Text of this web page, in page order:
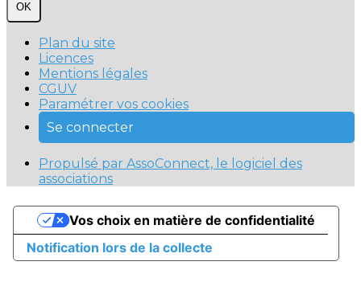
OK
Plan du site
Licences
Mentions légales
CGUV
Paramétrer vos cookies
Se connecter
Propulsé par AssoConnect, le logiciel des
associations
Notification lors de la collecte
Vos choix en matière de confidentialité